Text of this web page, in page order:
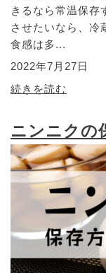
きるなら常温保存
させたいなら、冷
食感は多...
2022年7月27日
続きを読む
ニンニクの